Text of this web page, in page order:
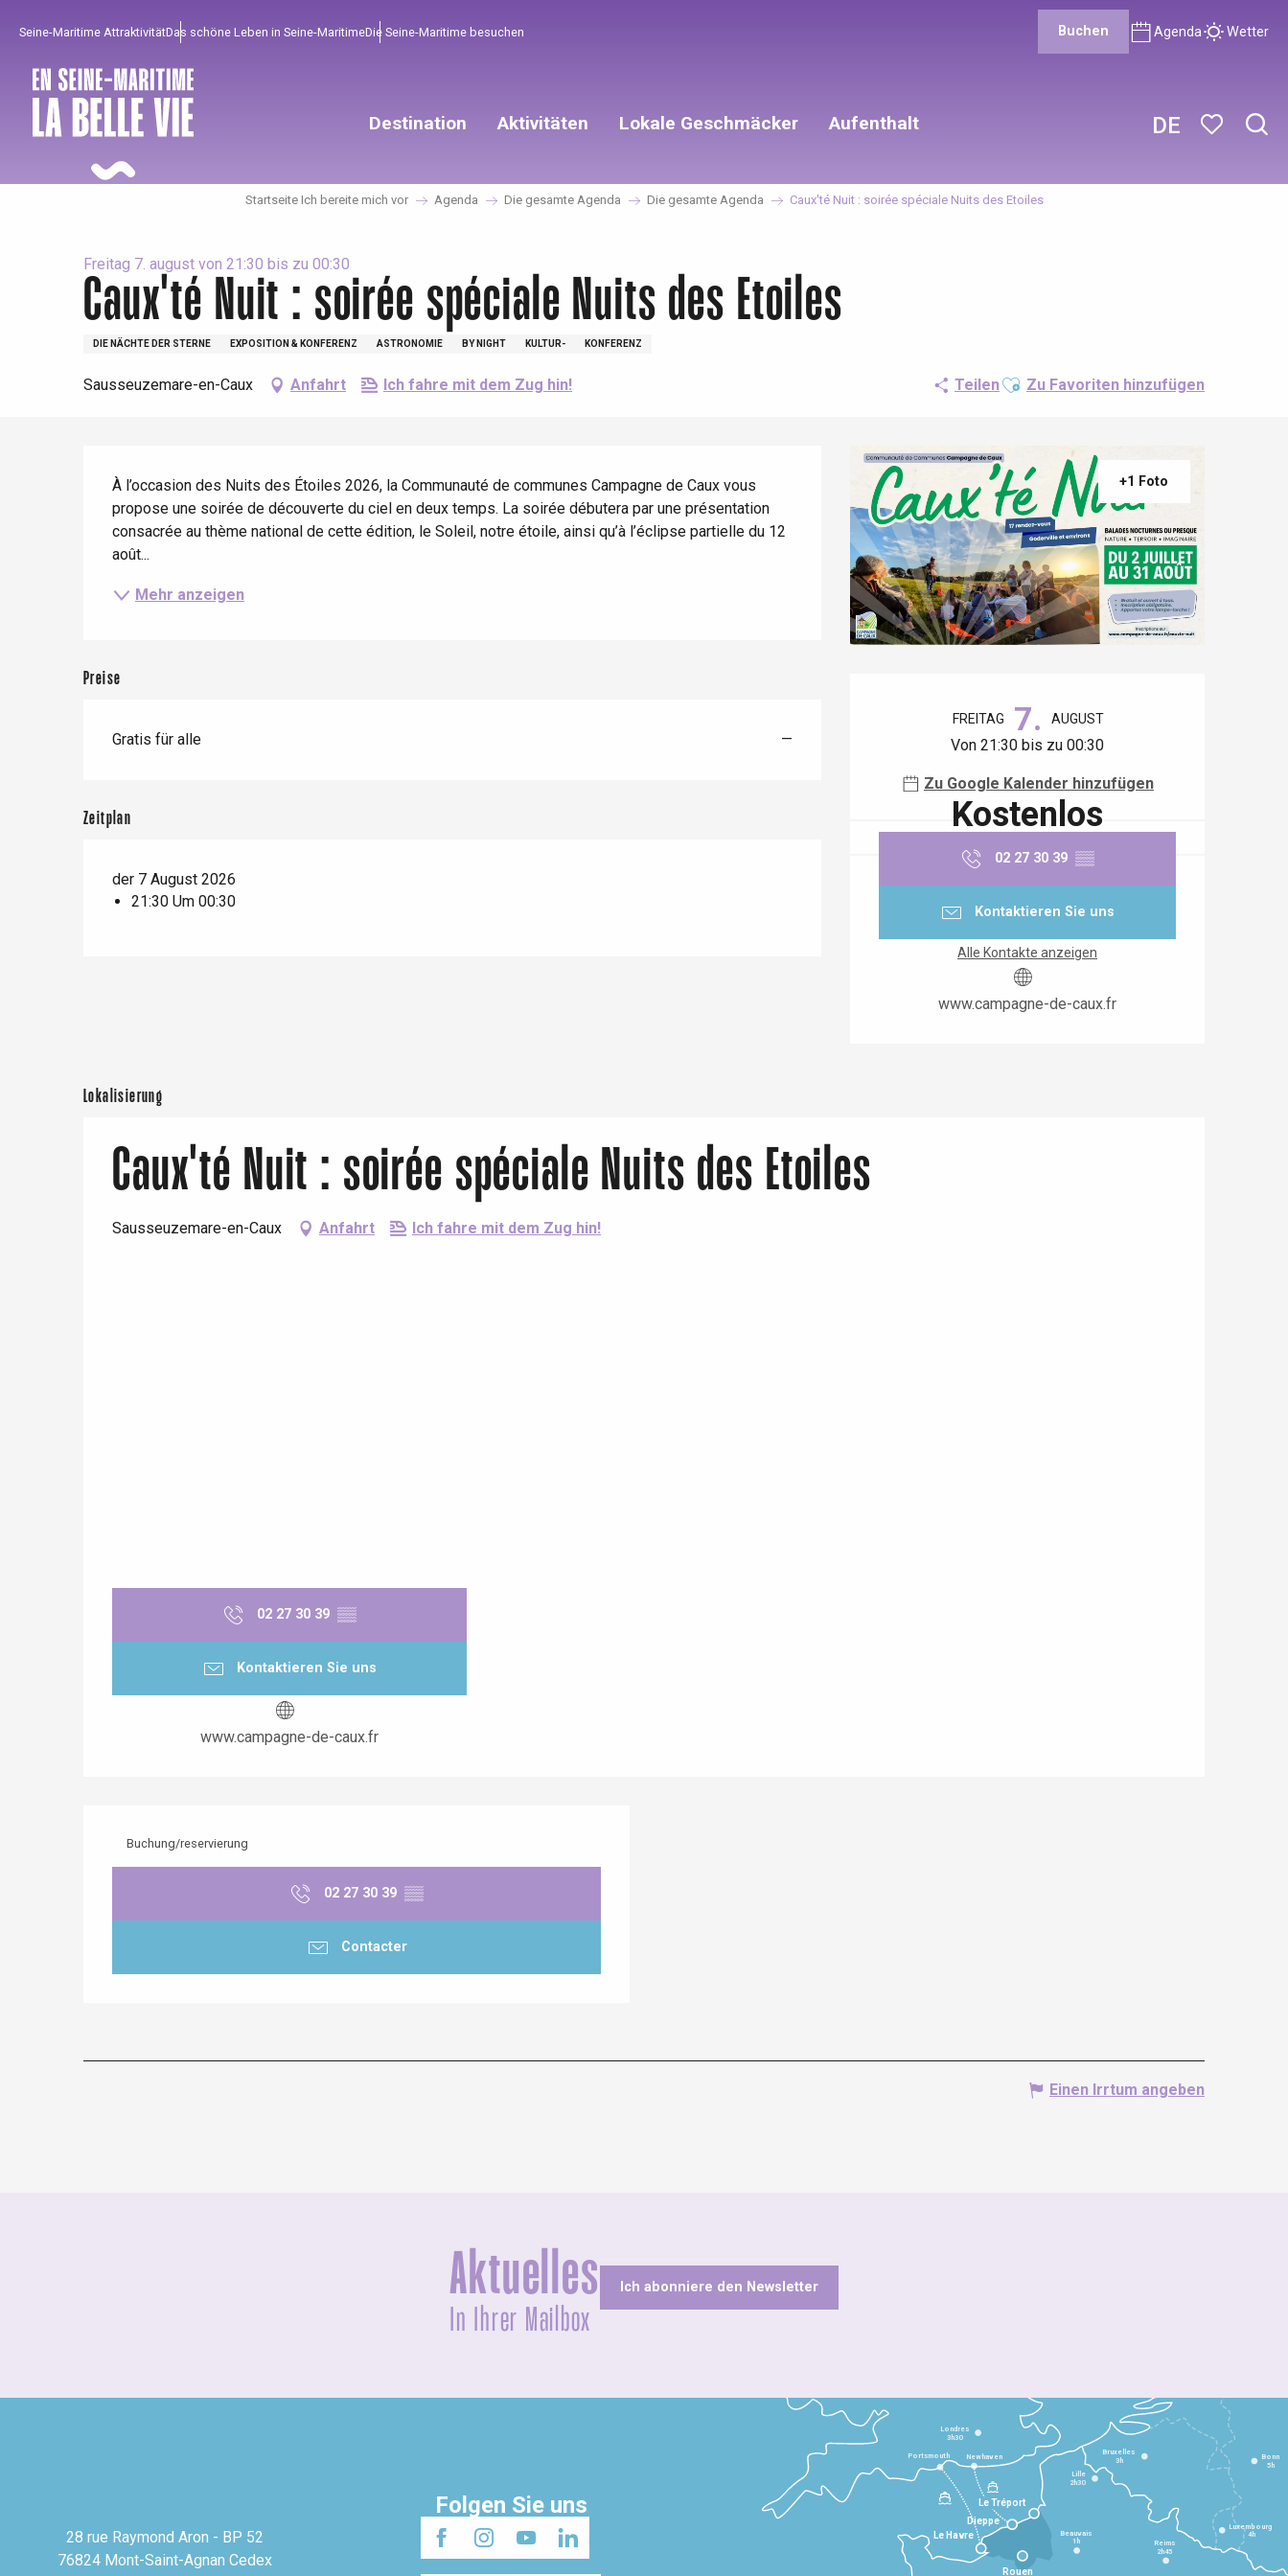
principal
DE
Seine-Maritime AttraktivitätDas schöne Leben in Seine-MaritimeDie Seine-Maritime besuchen Buchen Agenda Wetter
Destination
Offranville
Buchy
Aktivitäten
Um zu profitieren
Die gesamte Agenda
Mit den Kindern
Unter Freunden
Lokale Geschmäcker
Unumgänglich
Trendige Orte
Aussicht
Aufenthalt
Gut aus der Heimat !
Aufenthalte am Meer
Fahrradaufenthalte
Startseite Ich bereite mich vor Agenda Die gesamte Agenda Die gesamte Agenda Caux'té Nuit : soirée spéciale Nuits des Etoiles
Freitag 7. august von 21:30 bis zu 00:30
Caux'té Nuit : soirée spéciale Nuits des Etoiles
DIE NÄCHTE DER STERNE EXPOSITION & KONFERENZ ASTRONOMIE BY NIGHT KULTUR- KONFERENZ
Sausseuzemare-en-Caux Anfahrt Ich fahre mit dem Zug hin! TeilenAjouter aux favoris
Zu Favoriten hinzufügen
+1 Foto
FREITAG 7. AUGUST
Von 21:30 bis zu 00:30
Zu Google Kalender hinzufügen
Kostenlos
02 27 30 39 ▒▒
Kontaktieren Sie uns
Alle Kontakte anzeigen
www.campagne-de-caux.fr
Beschreibung
À l’occasion des Nuits des Étoiles 2026, la Communauté de communes Campagne de Caux vous
propose une soirée de découverte du ciel en deux temps. La soirée débutera par une présentation
consacrée au thème national de cette édition, le Soleil, notre étoile, ainsi qu’à l’éclipse partielle du 12
août...
Mehr anzeigen
Preise
Gratis für alle —
Zeitplan
der 7 August 2026
21:30 Um 00:30
Lokalisierung
Caux'té Nuit : soirée spéciale Nuits des Etoiles
Sausseuzemare-en-Caux Anfahrt Ich fahre mit dem Zug hin!
02 27 30 39 ▒▒
Kontaktieren Sie uns
www.campagne-de-caux.fr
Buchung/reservierung
02 27 30 39 ▒▒
Contacter
Einen Irrtum angeben
Aktuelles
In Ihrer Mailbox
Ich abonniere den Newsletter
28 rue Raymond Aron - BP 52
76824 Mont-Saint-Agnan Cedex
Folgen Sie uns
Le Havre
Dieppe
Le Tréport
Beauvais
1h Reims
2h45
Lille
2h30
Bruxelles
3h
Londres
3h30
Newhaven
Portsmouth Bonn
5h
Luxembourg
4h
Rouen